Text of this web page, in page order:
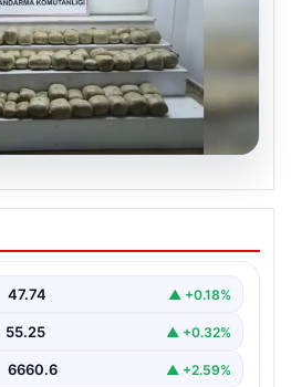
Büyük
bir operasyonda, yüklü miktarda
47.74 ▲ +0.18%
55.25 ▲ +0.32%
6660.6 ▲ +2.59%